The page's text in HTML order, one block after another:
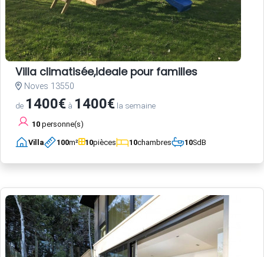
Villa climatisée,ideale pour familles
Noves 13550
de 1400€ à 1400€ la semaine
10 personne(s)
Villa 100m² 10pièces 10chambres 10SdB